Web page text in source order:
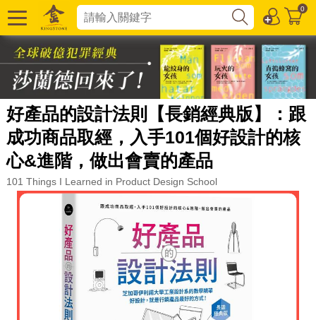
0
好產品的設計法則【長銷經典版】：跟
成功商品取經，入手101個好設計的核
心&進階，做出會賣的產品
101 Things I Learned in Product Design School